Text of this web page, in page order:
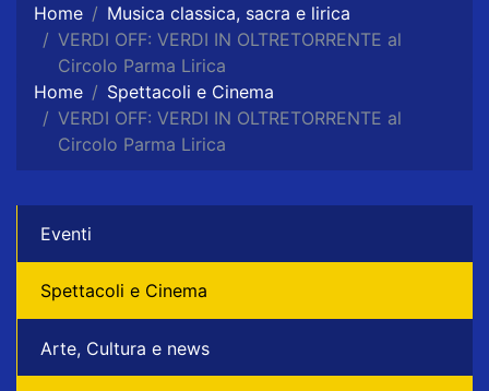
Home
Musica classica, sacra e lirica
VERDI OFF: VERDI IN OLTRETORRENTE al
Circolo Parma Lirica
Home
Spettacoli e Cinema
VERDI OFF: VERDI IN OLTRETORRENTE al
Circolo Parma Lirica
Eventi
Spettacoli e Cinema
Arte, Cultura e news